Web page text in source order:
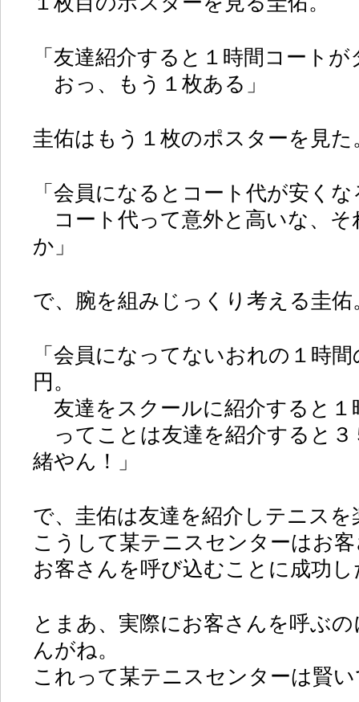
「友達紹介すると１時間コート
おっ、もう１枚ある」
圭佑はもう１枚のポスターを見た
「会員になるとコート代が安く
コート代って意外と高いな、そ
か」
で、腕を組みじっくり考える圭佑
「会員になってないおれの１時
円。
友達をスクールに紹介すると１
ってことは友達を紹介すると３
緒やん！」
で、圭佑は友達を紹介しテニス
こうして某テニスセンターはお
お客さんを呼び込むことに成功
とまあ、実際にお客さんを呼ぶ
んがね。
これって某テニスセンターは賢